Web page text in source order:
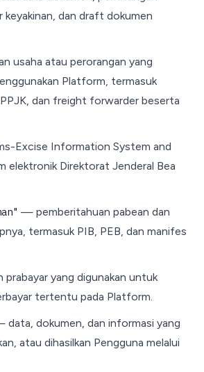
dan draft dokumen
usaha atau perorangan yang
Platform, termasuk
dan freight forwarder beserta
Excise Information System and
elektronik Direktorat Jenderal Bea
— pemberitahuan pabean dan
termasuk PIB, PEB, dan manifes
yang digunakan untuk
tertentu pada Platform.
data, dokumen, dan informasi yang
atau dihasilkan Pengguna melalui